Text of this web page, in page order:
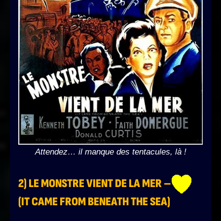
Attendez… il manque des tentacules, là !
2) LE MONSTRE VIENT DE LA MER –
(IT CAME FROM BENEATH THE SEA)